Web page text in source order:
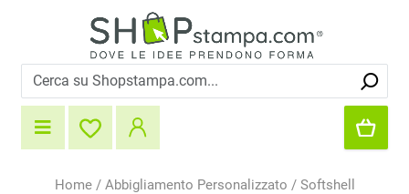
Home/ Abbigliamento Personalizzato / Softshell